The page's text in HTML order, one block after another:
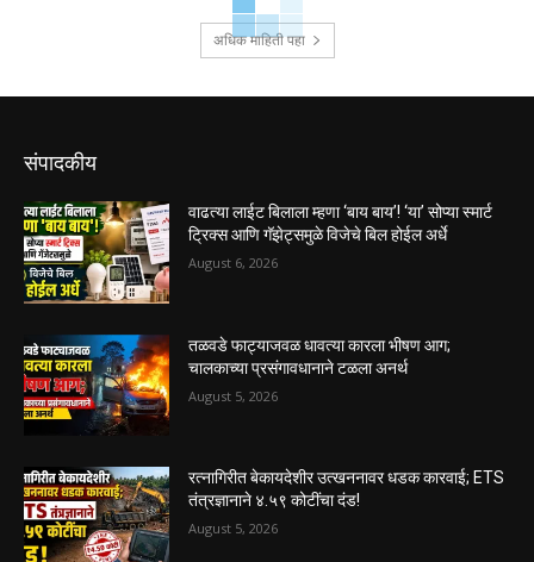
अधिक माहिती पहा
संपादकीय
वाढत्या लाईट बिलाला म्हणा ‘बाय बाय’! ‘या’ सोप्या स्मार्ट
ट्रिक्स आणि गॅझेट्समुळे विजेचे बिल होईल अर्धे
August 6, 2026
तळवडे फाट्याजवळ धावत्या कारला भीषण आग;
चालकाच्या प्रसंगावधानाने टळला अनर्थ
August 5, 2026
रत्नागिरीत बेकायदेशीर उत्खननावर धडक कारवाई; ETS
तंत्रज्ञानाने ४.५९ कोटींचा दंड!
August 5, 2026